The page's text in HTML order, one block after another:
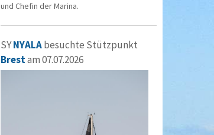
und Chefin der Marina.
SYNYALAbesuchte Stützpunkt
Brestam 07.07.2026